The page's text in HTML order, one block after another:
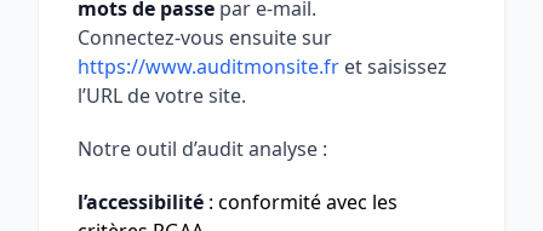
mots de passe par e-mail.
Connectez-vous ensuite sur
https://www.auditmonsite.fr et saisissez
l’URL de votre site.
Notre outil d’audit analyse :
l’accessibilité : conformité avec les